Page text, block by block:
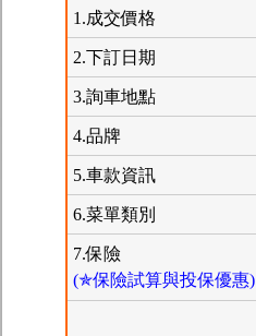
1.成交價格
2.下訂日期
3.詢車地點
4.品牌
5.車款資訊
6.菜單類別
7.保險
(✯保險試算與投保優惠)